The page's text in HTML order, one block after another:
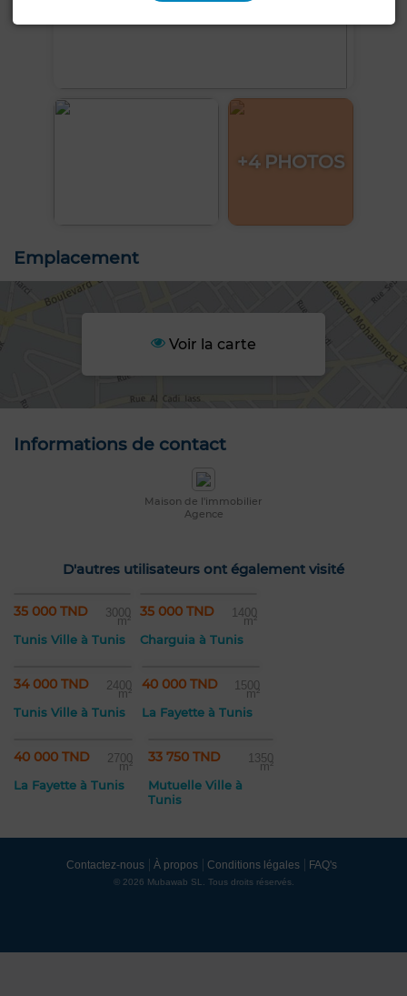
+4 PHOTOS
Emplacement
Voir la carte
Informations de contact
Maison de l'immobilier
Agence
D'autres utilisateurs ont également visité
35 000 TND 3000
m²
Tunis Ville à Tunis
35 000 TND 1400
m²
Charguia à Tunis
34 000 TND 2400
m²
Tunis Ville à Tunis
40 000 TND 1500
m²
La Fayette à Tunis
40 000 TND 2700
m²
La Fayette à Tunis
33 750 TND 1350
m²
Mutuelle Ville à
Tunis
Contactez-nous À propos Conditions légales FAQ's
© 2026 Mubawab SL. Tous droits réservés.